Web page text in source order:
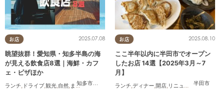
お店
知多市常滑市 美浜町, 南知多町
2025.07.08
眺望抜群！愛知県・知多半島の海
が見える飲食店8選｜海鮮・カフ
ェ・ピザほか
ランチ, ドライブ,観光,自然, まちネタ 季節ネタ ,まとめ記事
お店
半田市
2025.08.10
ここ半年以内に半田市でオープン
したお店 14選【2025年3月～7
月】
ランチ,ディナー,開店, リニューアル ,まとめ